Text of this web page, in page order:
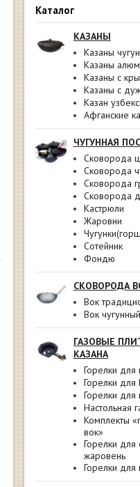
Каталог
КАЗАНЫ
Казаны
Казаны
Казаны с
Казаны с
Казан
Афганские
ЧУГУННАЯ
Сковорода
Сковорода
Сковорода
Сковорода
Кастрюли
Жаровни
Сотейник
Фондю
СКОВОРОДА
Вок
Вок чугунный
ГАЗОВЫЕ
КАЗАНА
Горелки для
Горелки
Горелки для
Настольная
Комплекты
вок»
Горелки для
жаровень
Горелки для